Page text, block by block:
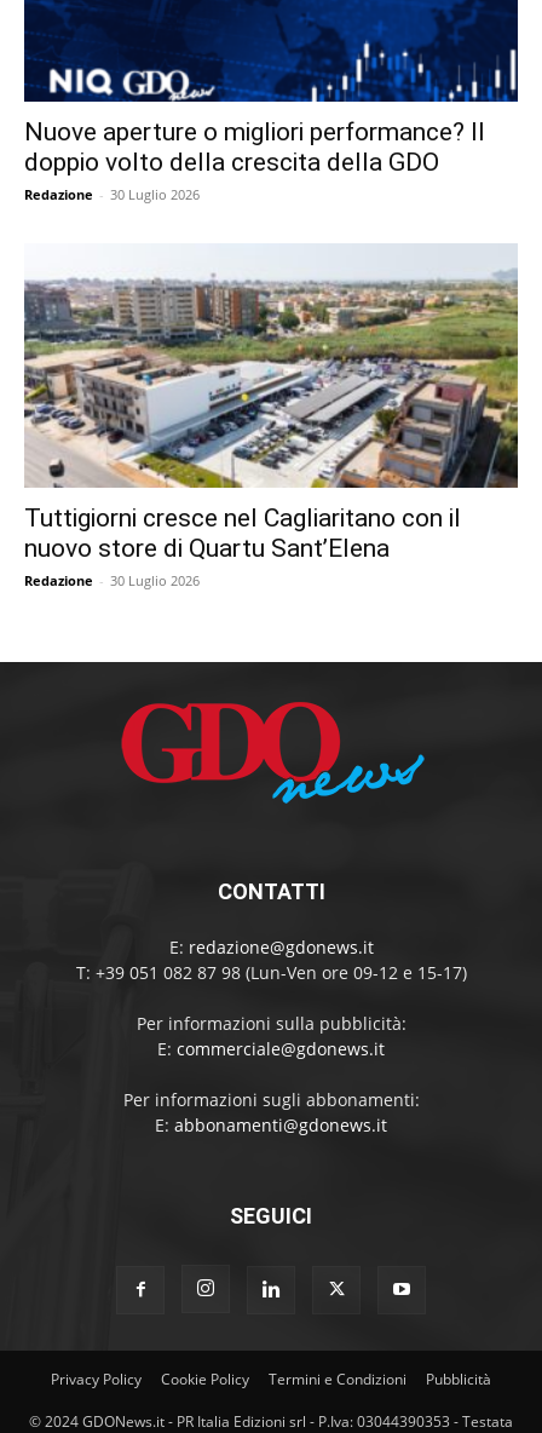
Nuove aperture o migliori performance? Il
doppio volto della crescita della GDO
Redazione - 30 Luglio 2026
Tuttigiorni cresce nel Cagliaritano con il
nuovo store di Quartu Sant’Elena
Redazione - 30 Luglio 2026
CONTATTI
E: redazione@gdonews.it
T: +39 051 082 87 98 (Lun-Ven ore 09-12 e 15-17)
Per informazioni sulla pubblicità:
E: commerciale@gdonews.it
Per informazioni sugli abbonamenti:
E: abbonamenti@gdonews.it
SEGUICI
Privacy Policy Cookie Policy Termini e Condizioni Pubblicità
© 2024 GDONews.it - PR Italia Edizioni srl - P.Iva: 03044390353 - Testata